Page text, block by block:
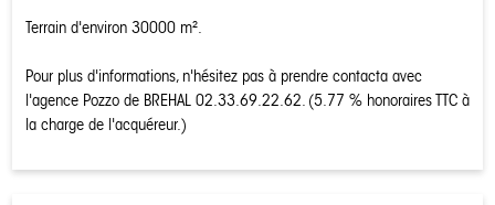
Terrain d'environ 30000 m².
Pour plus d'informations, n'hésitez pas à prendre contacta avec
l'agence Pozzo de BREHAL 02.33.69.22.62. (5.77 % honoraires TTC à
la charge de l'acquéreur.)